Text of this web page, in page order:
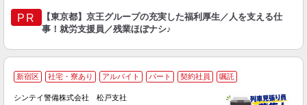
PR
【東京都】京王グループの充実した福利厚生／人を支える仕
事！就労支援員／残業ほぼナシ♪
新宿区 社宅・寮あり アルバイト パート 契約社員 嘱託
シンテイ警備株式会社 松戸支社